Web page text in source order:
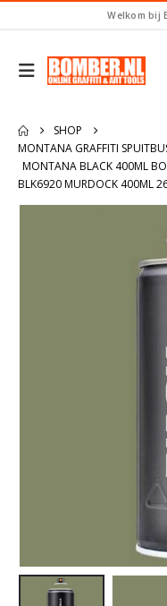
Welkom bij
SHOP
MONTANA GRAFFITI
MONTANA BLACK 400ML
BLK6920 MURDOCK 400ML